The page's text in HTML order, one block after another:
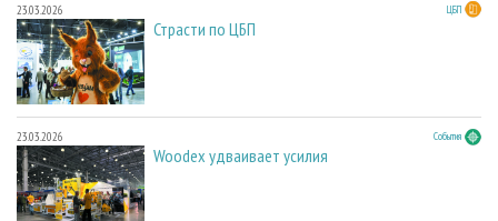
23.03.2026 ЦБП
Страсти по ЦБП
23.03.2026 События
Woodex удваивает усилия